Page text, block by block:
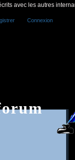
avec les autres
Connexion